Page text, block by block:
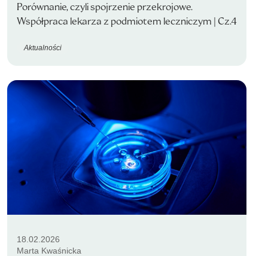
Porównanie, czyli spojrzenie przekrojowe.
Współpraca lekarza z podmiotem leczniczym | Cz.4
Aktualności
18.02.2026
Marta Kwaśnicka